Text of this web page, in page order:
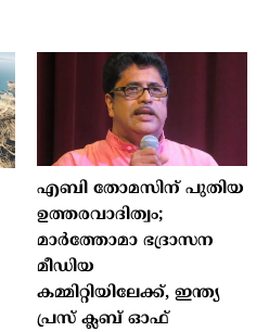
എബി തോമസിന് പുതിയ
ഉത്തരവാദിത്വം;
മാർത്തോമാ ഭദ്രാസന
മീഡിയ
കമ്മിറ്റിയിലേക്ക്, ഇന്ത്യ
പ്രസ് ക്ലബ് ഓഫ്